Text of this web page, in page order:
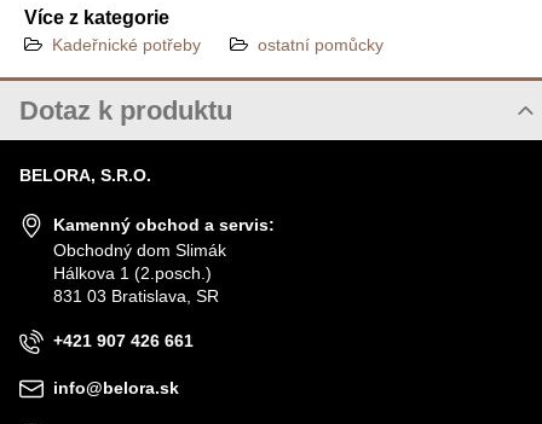
Více z kategorie
Kadeřnické potřeby ostatní pomůcky
Dotaz k produktu
JMÉNO
VÁŠ E-MAIL
BELORA, S.R.O.
Kamenný obchod a servis:
Obchodný dom Slimák
Hálkova 1 (2.posch.)
831 03 Bratislava, SR
+421 907 426 661
info@belora.sk